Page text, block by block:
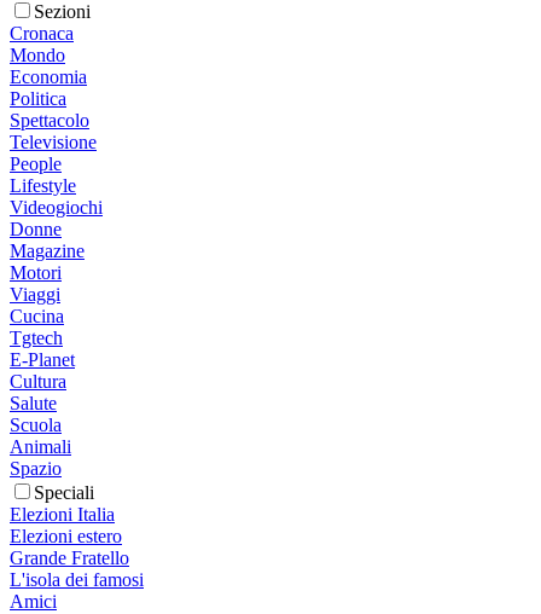
Sezioni
Cronaca
Mondo
Economia
Politica
Spettacolo
Televisione
People
Lifestyle
Videogiochi
Donne
Magazine
Motori
Viaggi
Cucina
Tgtech
E-Planet
Cultura
Salute
Scuola
Animali
Spazio
Speciali
Elezioni Italia
Elezioni estero
Grande Fratello
L'isola dei famosi
Amici